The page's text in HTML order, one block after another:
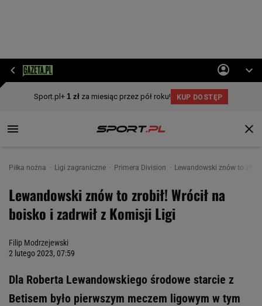
Piłka nożna Ligi zagraniczne Primera Division Lewandowski znów to
Lewandowski znów to zrobił! Wrócił na
boisko i zadrwił z Komisji Ligi
Filip Modrzejewski
2 lutego 2023, 07:59
Dla Roberta Lewandowskiego środowe starcie z
Betisem było pierwszym meczem ligowym w tym